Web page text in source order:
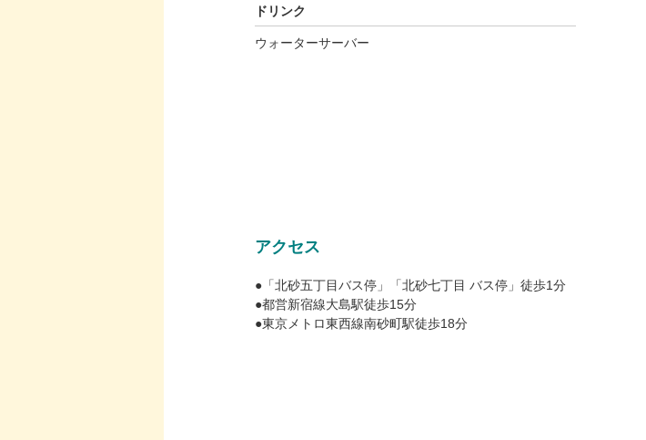
ドリンク
ウォーターサーバー
アクセス
●「北砂五丁目バス停」「北砂七丁目 バス停」徒歩1分
●都営新宿線大島駅徒歩15分
●東京メトロ東西線南砂町駅徒歩18分